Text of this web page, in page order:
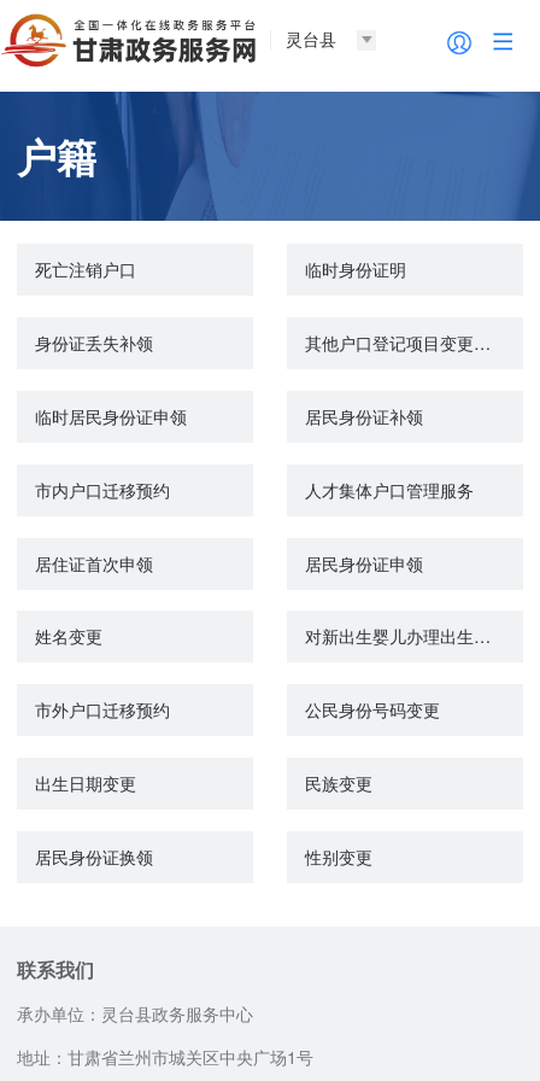
灵台县
户籍
死亡注销户口 临时身份证明
身份证丢失补领 其他户口登记项目变更更正
临时居民身份证申领 居民身份证补领
市内户口迁移预约 人才集体户口管理服务
居住证首次申领 居民身份证申领
姓名变更 对新出生婴儿办理出生登记
市外户口迁移预约 公民身份号码变更
出生日期变更 民族变更
居民身份证换领 性别变更
联系我们
承办单位：灵台县政务服务中心
地址：甘肃省兰州市城关区中央广场1号